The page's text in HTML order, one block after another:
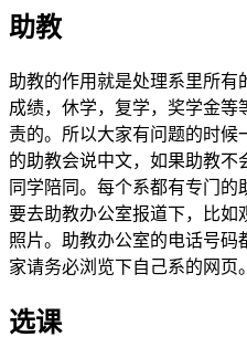
助教
助教的作用就是处理系里所有
成绩，休学，复学，奖学金等
责的。所以大家有问题的时候
的助教会说中文，如果助教不
同学陪同。每个系都有专门的
要去助教办公室报道下，比如
照片。助教办公室的电话号码
家请务必浏览下自己系的网页。
选课